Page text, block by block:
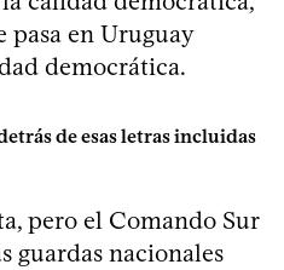
pasa en Uruguay
democrática.
de esas letras incluidas
pero el Comando Sur
guardas nacionales